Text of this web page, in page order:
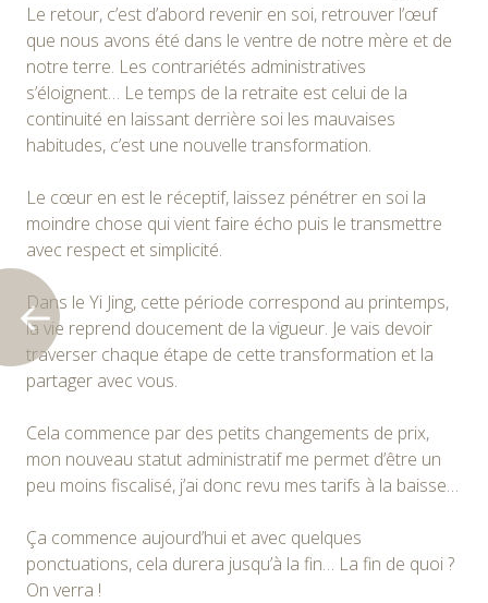
Le retour, c’est d’abord revenir en soi, retrouver l’œuf
que nous avons été dans le ventre de notre mère et de
notre terre. Les contrariétés administratives
s’éloignent… Le temps de la retraite est celui de la
continuité en laissant derrière soi les mauvaises
habitudes, c’est une nouvelle transformation.
Le cœur en est le réceptif, laissez pénétrer en soi la
moindre chose qui vient faire écho puis le transmettre
avec respect et simplicité.
Dans le Yi Jing, cette période correspond au printemps,
la vie reprend doucement de la vigueur. Je vais devoir
traverser chaque étape de cette transformation et la
partager avec vous.
Cela commence par des petits changements de prix,
mon nouveau statut administratif me permet d’être un
peu moins fiscalisé, j’ai donc revu mes tarifs à la baisse…
Ça commence aujourd’hui et avec quelques
ponctuations, cela durera jusqu’à la fin… La fin de quoi ?
On verra !